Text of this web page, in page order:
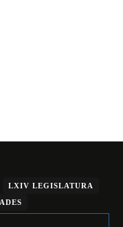
LXIV LEGISLATURA